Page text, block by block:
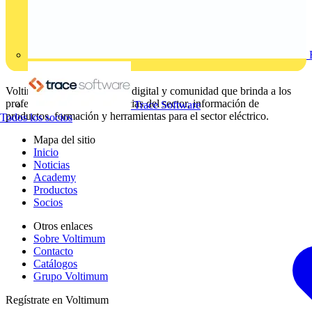
Trace Software
Todos los socios
Voltimum es una plataforma digital y comunidad que brinda a los
profesionales eléctricos noticias del sector, información de
productos, formación y herramientas para el sector eléctrico.
Mapa del sitio
Inicio
Noticias
Academy
Productos
Socios
Otros enlaces
Sobre Voltimum
Contacto
Catálogos
Grupo Voltimum
Regístrate en Voltimum